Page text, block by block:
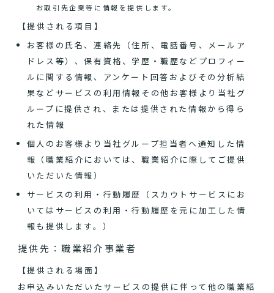
お取引先企業等に情報を提供します。
【提供される項目】
お客様の氏名、連絡先（住所、電話番号、メールア
ドレス等）、保有資格、学歴・職歴などプロフィー
ルに関する情報、アンケート回答およびその分析結
果などサービスの利用情報その他お客様より当社グ
ループに提供され、または提供された情報から得ら
れた情報
個人のお客様より当社グループ担当者へ通知した情
報（職業紹介においては、職業紹介に際してご提供
いただいた情報）
サービスの利用・行動履歴（スカウトサービスにお
いてはサービスの利用・行動履歴を元に加工した情
報も提供します。）
提供先：職業紹介事業者
【提供される場面】
お申込みいただいたサービスの提供に伴って他の職業紹